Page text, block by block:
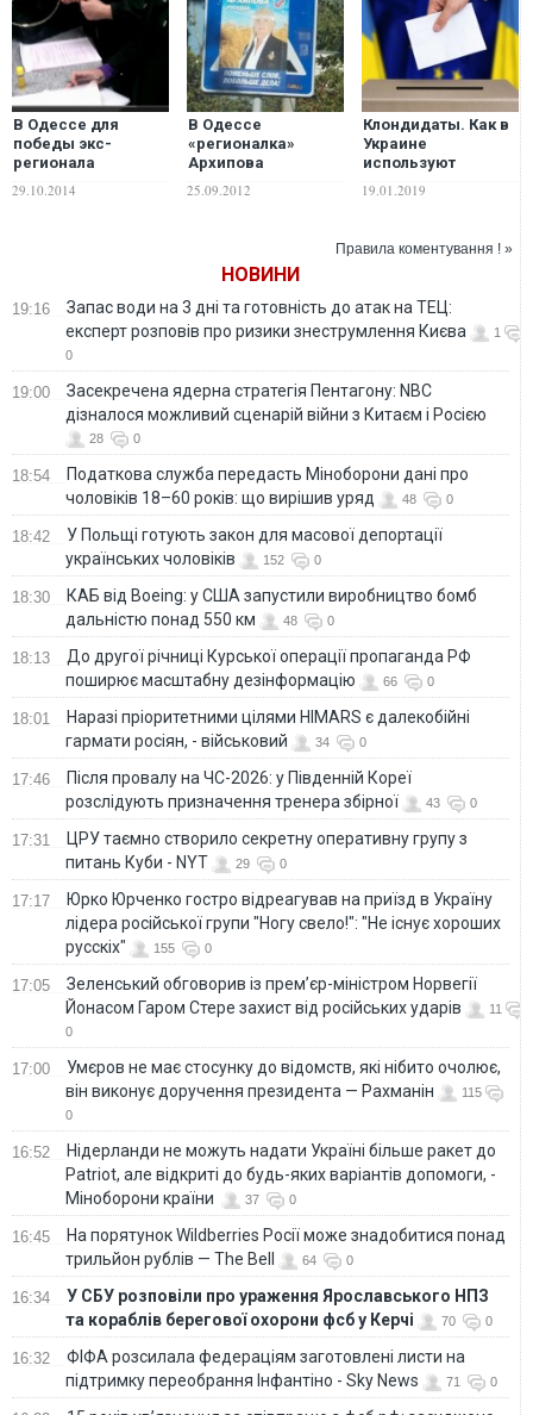
В Одессе для
победы экс-
регионала
протоколы
29.10.2014
В Одессе
«регионалка»
Архипова
агитацию на
25.09.2012
Клондидаты. Как в
Украине
используют
выборах
19.01.2019
Правила коментування ! »
НОВИНИ
19:16
Запас води на 3 дні та готовність до атак на ТЕЦ:
експерт розповів про ризики знеструмлення Києва
1
0
19:00
Засекречена ядерна стратегія Пентагону: NBC
дізналося можливий сценарій війни з Китаєм і Росією
28 0
18:54
Податкова служба передасть Міноборони дані про
чоловіків 18–60 років: що вирішив уряд
48 0
18:42
У Польщі готують закон для масової депортації
українських чоловіків
152 0
18:30
КАБ від Boeing: у США запустили виробництво бомб
дальністю понад 550 км
48 0
18:13
До другої річниці Курської операції пропаганда РФ
поширює масштабну дезінформацію
66 0
18:01
Наразі пріоритетними цілями HIMARS є далекобійні
гармати росіян, - військовий
34 0
17:46
Після провалу на ЧС-2026: у Південній Кореї
розслідують призначення тренера збірної
43 0
17:31
ЦРУ таємно створило секретну оперативну групу з
питань Куби - NYT
29 0
17:17
Юрко Юрченко гостро відреагував на приїзд в Україну
лідера російської групи "Ногу свело!": "Не існує хороших
русскіх"
155 0
17:05
Зеленський обговорив із прем’єр-міністром Норвегії
Йонасом Гаром Стере захист від російських ударів
11
0
17:00
Умєров не має стосунку до відомств, які нібито очолює,
він виконує доручення президента — Рахманін
115
0
16:52
Нідерланди не можуть надати Україні більше ракет до
Patriot, але відкриті до будь-яких варіантів допомоги, -
Міноборони країни
37 0
16:45
На порятунок Wildberries Росії може знадобитися понад
трильйон рублів — The Bell
64 0
16:34
У СБУ розповіли про ураження Ярославського НПЗ
та кораблів берегової охорони фсб у Керчі
70 0
16:32
ФІФА розсилала федераціям заготовлені листи на
підтримку переобрання Інфантіно - Sky News
71 0